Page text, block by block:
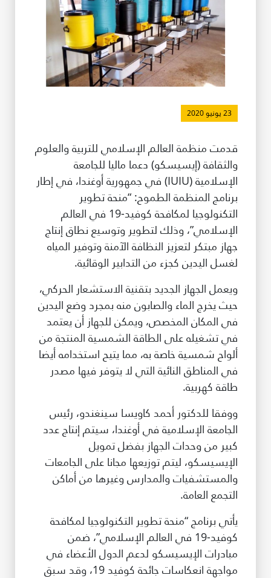
للتواصل
الاتصال بنا
شاركونا
شاركونا
انضم إلى عائلة الإيسيسكو
للموردين
الدعم والتبرع
شروط الاستخدام
سياسة الخصوصية
حقوق النسخ
إخلاء المسؤولية
سياسة وإجراءات أمن نظم المعلومات
سياسة وإجراءات الذكاء الاصطناعي
23 يونيو 2020
قدمت منظمة العالم الإسلامي للتربية والعلوم
والثقافة (إيسيسكو) دعما ماليا للجامعة
الإسلامية (IUIU) في جمهورية أوغندا، في إطار
برنامج المنظمة الطموح: “منحة تطوير
التكنولوجيا لمكافحة كوفيد-19 في العالم
الإسلامي”، وذلك لتطوير وتوسيع نطاق إنتاج
جهاز مبتكر لتعزيز النظافة الآمنة وتوفير المياه
لغسل اليدين كجزء من التدابير الوقائية.
ويعمل الجهاز الجديد بتقنية الاستشعار الحركي،
حيث يخرج الماء والصابون منه بمجرد وضع اليدين
في المكان المخصص، ويمكن للجهاز أن يعتمد
في تشغيله على الطاقة الشمسية المنتجة من
ألواح شمسية خاصة به، مما يتيح استخدامه أيضا
في المناطق النائية التي لا يتوفر فيها مصدر
طاقة كهربية.
ووفقا للدكتور أحمد كاويسا سينغندو، رئيس
الجامعة الإسلامية في أوغندا، سيتم إنتاج عدد
كبير من وحدات الجهاز بفضل تمويل
الإيسيسكو، ليتم توزيعها مجانا على الجامعات
والمستشفيات والمدارس وغيرها من أماكن
التجمع العامة.
يأتي برنامج “منحة تطوير التكنولوجيا لمكافحة
كوفيد-19 في العالم الإسلامي”، ضمن
مبادرات الإيسيسكو لدعم الدول الأعضاء في
مواجهة انعكاسات جائحة كوفيد 19، وقد سبق